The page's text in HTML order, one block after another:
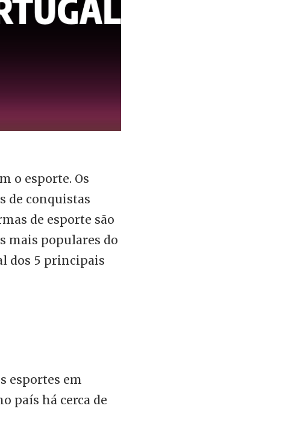
o esporte. Os
de conquistas
de esporte são
mais populares do
dos 5 principais
esportes em
país há cerca de